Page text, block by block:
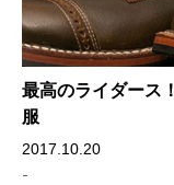
最高のライダース
服
2017.10.20
-